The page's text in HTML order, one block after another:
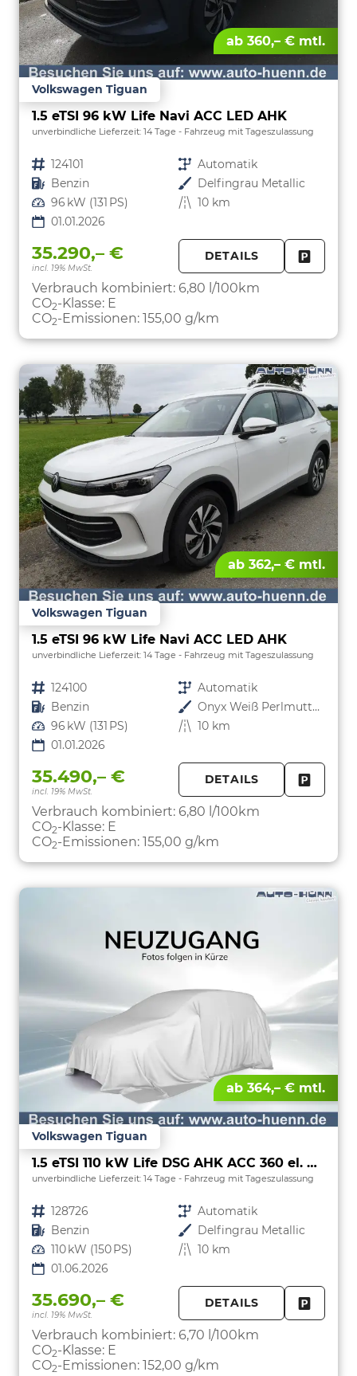
ab 360,– € mtl.
Volkswagen Tiguan
1.5 eTSI 96 kW Life Navi ACC LED AHK
unverbindliche Lieferzeit: 14 Tage Fahrzeug mit Tageszulassung
Fahrzeugnr. 124101 Getriebe Automatik
Kraftstoff Benzin Außenfarbe Delfingrau Metallic
Leistung 96 kW (131 PS) Kilometerstand 10 km
01.01.2026
35.290,– €
incl. 19% MwSt.
DETAILS
Verbrauch kombiniert: 6,80 l/100km
CO2-Klasse: E
CO2-Emissionen: 155,00 g/km
ab 362,– € mtl.
Volkswagen Tiguan
1.5 eTSI 96 kW Life Navi ACC LED AHK
unverbindliche Lieferzeit: 14 Tage Fahrzeug mit Tageszulassung
Fahrzeugnr. 124100 Getriebe Automatik
Kraftstoff Benzin Außenfarbe
Onyx Weiß Perlmutteffekt
Leistung 96 kW (131 PS) Kilometerstand 10 km
01.01.2026
35.490,– €
incl. 19% MwSt.
DETAILS
Verbrauch kombiniert: 6,80 l/100km
CO2-Klasse: E
CO2-Emissionen: 155,00 g/km
ab 364,– € mtl.
Volkswagen Tiguan
1.5 eTSI 110 kW Life DSG AHK ACC 360 el. HK
unverbindliche Lieferzeit: 14 Tage Fahrzeug mit Tageszulassung
Fahrzeugnr. 128726 Getriebe Automatik
Kraftstoff Benzin Außenfarbe Delfingrau Metallic
Leistung 110 kW (150 PS) Kilometerstand 10 km
01.06.2026
35.690,– €
incl. 19% MwSt.
DETAILS
Verbrauch kombiniert: 6,70 l/100km
CO2-Klasse: E
CO2-Emissionen: 152,00 g/km